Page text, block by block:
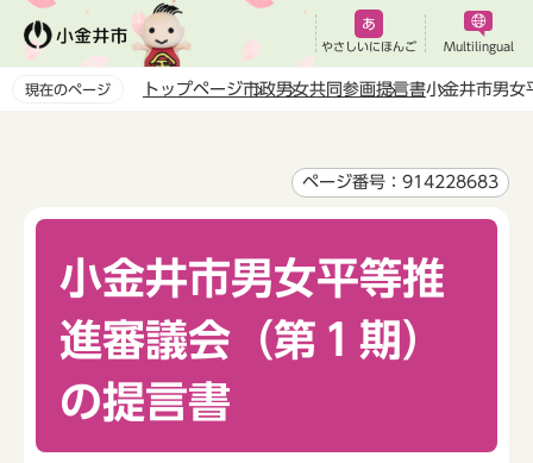
ペ
やさしいにほんご Multilingual
現在のページ トップページ市政男女共同参画提言書小金井市男女
ページ番号：914228683
小金井市男女平等推
進審議会（第１期）
の提言書